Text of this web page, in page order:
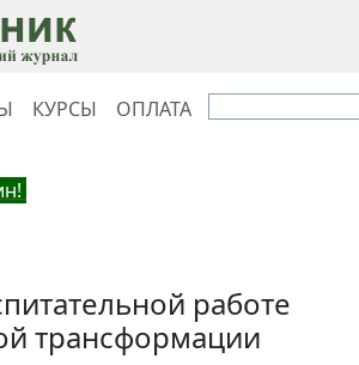
КУРСЫ ОПЛАТА
работе
трансформации